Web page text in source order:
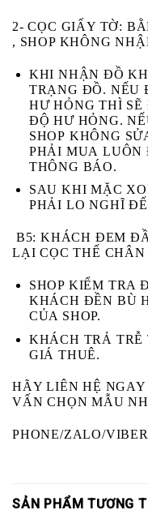
2- CỌC GIẤY TỜ:
, SHOP KHÔNG
KHI NHẬN ĐỒ
TRẠNG ĐỒ. NẾU
HƯ HỎNG THÌ SẼ
ĐỘ HƯ HỎNG.
SHOP KHÔNG
PHẢI MUA LUÔN
THÔNG BÁO.
SAU KHI MẶC
PHẢI LO NGHĨ
B5: KHÁCH ĐEM
LẠI CỌC THẾ
SHOP KIỂM TRA
KHÁCH ĐỀN BÙ
CỦA SHOP.
KHÁCH TRẢ TRỄ
GIÁ THUÊ.
HÃY LIÊN HỆ
VẤN CHỌN MẪU
PHONE/ZALO/
SẢN PHẨM TƯƠNG